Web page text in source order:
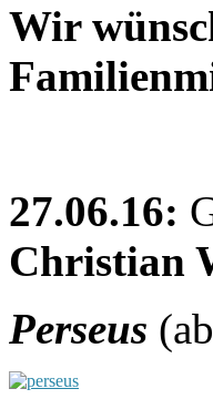
Wir
27.06.16:
Christian
Perseus